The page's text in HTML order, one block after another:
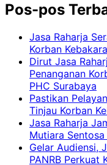
Pos-pos
Jasa Raharja
Korban
Dirut Jasa
Penanganan
PHC Surabaya
Pastikan
Tinjau Korban
Jasa Raharja
Mutiara
Gelar Audiensi,
PANRB Perkuat